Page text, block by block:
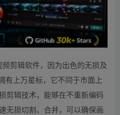
剪辑软件，因为出色的无损及
有上万星标，它不同于市面上
剪辑技术，能够在不重新编码
无损切割、合并，可以确保画